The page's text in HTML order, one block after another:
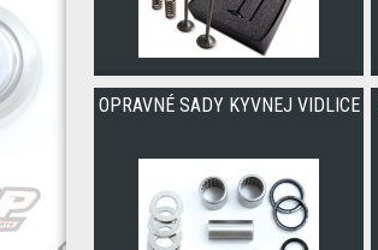
OPRAVNÉ SADY KYVNEJ VIDLICE